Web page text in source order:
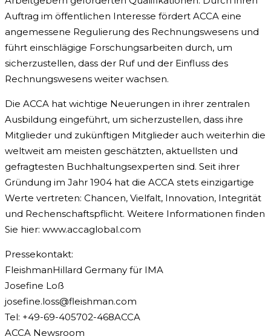
Auftrag im öffentlichen Interesse fördert ACCA eine
angemessene Regulierung des Rechnungswesens und
führt einschlägige Forschungsarbeiten durch, um
sicherzustellen, dass der Ruf und der Einfluss des
Rechnungswesens weiter wachsen.
Die ACCA hat wichtige Neuerungen in ihrer zentralen
Ausbildung eingeführt, um sicherzustellen, dass ihre
Mitglieder und zukünftigen Mitglieder auch weiterhin die
weltweit am meisten geschätzten, aktuellsten und
gefragtesten Buchhaltungsexperten sind. Seit ihrer
Gründung im Jahr 1904 hat die ACCA stets einzigartige
Werte vertreten: Chancen, Vielfalt, Innovation, Integrität
und Rechenschaftspflicht. Weitere Informationen finden
Sie hier: www.accaglobal.com
Pressekontakt:
FleishmanHillard Germany für IMA
Josefine Loß
josefine.loss@fleishman.com
Tel: +49-69-405702-468ACCA
ACCA Newsroom